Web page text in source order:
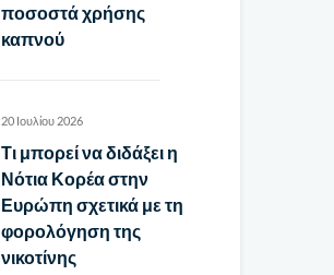
ποσοστά χρήσης
καπνού
20 Ιουλίου 2026
Τι μπορεί να διδάξει η
Νότια Κορέα στην
Ευρώπη σχετικά με τη
φορολόγηση της
νικοτίνης